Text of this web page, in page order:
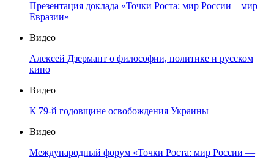
Презентация доклада «Точки Роста: мир России – мир
Евразии»
Видео
Алексей Дзермант о философии, политике и русском
кино
Видео
К 79-й годовщине освобождения Украины
Видео
Международный форум «Точки Роста: мир России —